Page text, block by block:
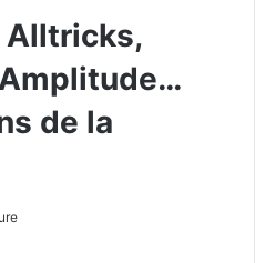
Alltricks,
de la